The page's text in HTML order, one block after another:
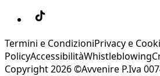
Termini e CondizioniPrivacy e
PolicyAccessibilitàWhistleblowing
Copyright 2026 ©Avvenire P.Iva